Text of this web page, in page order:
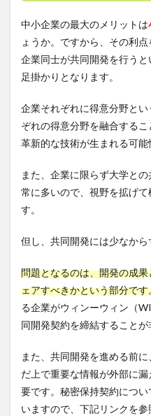
決め
事項
中小企業の最大のメリットは
ょうか。ですから、その利
企業同士が共同開発を行うと
足掛かりとなります。
企業それぞれに得意分野と
ぞれの得意分野を融合する
革新的な技術が生まれる可能
また、企業に限らず大学と
常に多いので、視野を拡げ
す。
但し、共同開発には少なから
問題となるのは、開発の成
ェアすべきかという部分です
る企業がウィンーウィン（
同開発契約を締結することが
また、共同開発を進める前に
だ上で重要な情報が外部に
要です。秘密保持契約につ
いますので、下記リンクを参